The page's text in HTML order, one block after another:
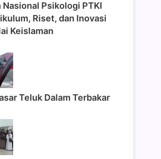
Psikologi PTKI
Riset, dan Inovasi
Keislaman
Teluk Dalam Terbakar